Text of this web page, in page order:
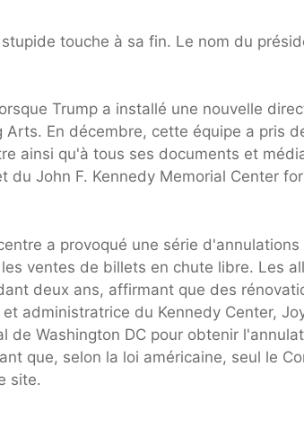
touche à sa fin. Le nom du
Trump a installé une nouvelle
En décembre, cette équipe a pris
ainsi qu'à tous ses documents et
du John F. Kennedy Memorial Center
a provoqué une série
ventes de billets en chute libre. Les
deux ans, affirmant que des
administratrice du Kennedy Center,
de Washington DC pour obtenir
que, selon la loi américaine, seul le
site.